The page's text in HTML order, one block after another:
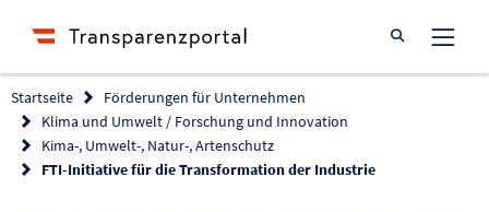
Suche öffnen
Startseite
Förderungen für Unternehmen
Klima und Umwelt / Forschung und Innovation
Kima-, Umwelt-, Natur-, Artenschutz
FTI-Initiative für die Transformation der Industrie